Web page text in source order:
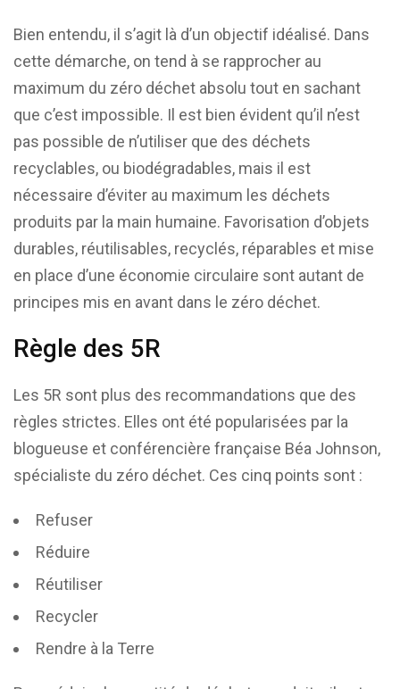
Bien entendu, il s’agit là d’un objectif idéalisé. Dans
cette démarche, on tend à se rapprocher au
maximum du zéro déchet absolu tout en sachant
que c’est impossible. Il est bien évident qu’il n’est
pas possible de n’utiliser que des déchets
recyclables, ou biodégradables, mais il est
nécessaire d’éviter au maximum les déchets
produits par la main humaine. Favorisation d’objets
durables, réutilisables, recyclés, réparables et mise
en place d’une économie circulaire sont autant de
principes mis en avant dans le zéro déchet.
Règle des 5R
Les 5R sont plus des recommandations que des
règles strictes. Elles ont été popularisées par la
blogueuse et conférencière française Béa Johnson,
spécialiste du zéro déchet. Ces cinq points sont :
Refuser
Réduire
Réutiliser
Recycler
Rendre à la Terre